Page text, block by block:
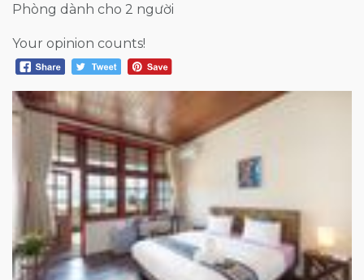
Phòng dành cho 2 người
Your opinion counts!